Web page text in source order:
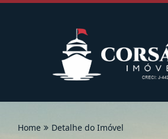
Home Detalhe do Imóvel